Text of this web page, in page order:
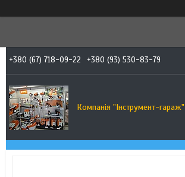
+380 (67) 718-09-22 +380 (93) 530-83-79
Компанія "Інструмент-гараж"